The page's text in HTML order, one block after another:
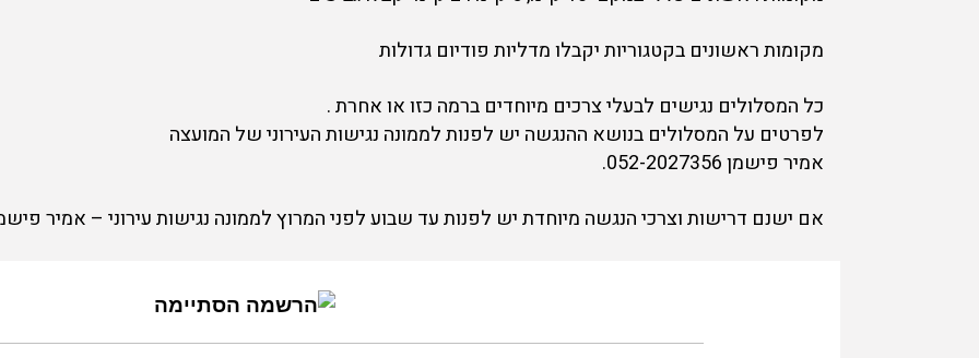
מקומות ראשונים בקטגוריות יקבלו מדליות פודיום גדולות
כל המסלולים נגישים לבעלי צרכים מיוחדים ברמה כזו או אחרת .
לפרטים על המסלולים בנושא ההנגשה יש לפנות לממונה נגישות העירוני של המועצה
אמיר פישמן 052-2027356.
אם ישנם דרישות וצרכי הנגשה מיוחדת יש לפנות עד שבוע לפני המרוץ לממונה נגישות עירוני – אמיר